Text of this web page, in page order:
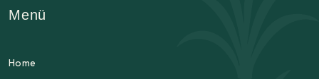
Menü
Home